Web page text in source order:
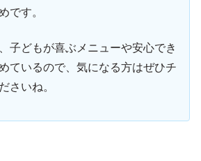
です。
子どもが喜ぶメニューや安心でき
ているので、気になる方はぜひチ
さいね。